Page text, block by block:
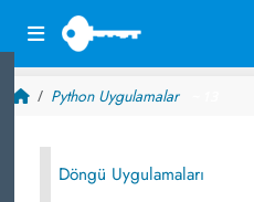
Python Uygulamalar
Döngü Uygulamaları